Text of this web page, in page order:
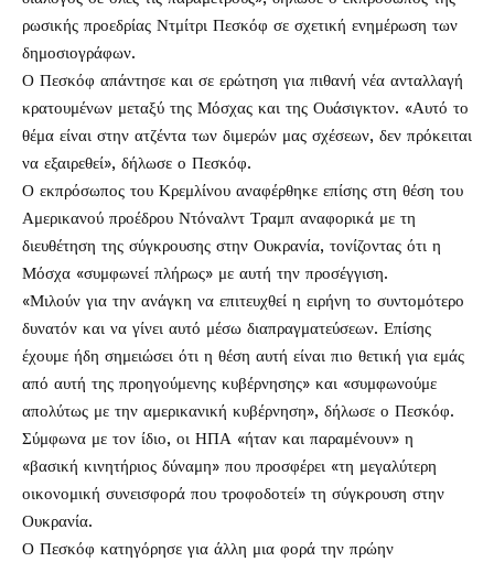
ρωσικής προεδρίας Ντμίτρι Πεσκόφ σε σχετική ενημέρωση των
δημοσιογράφων.
Ο Πεσκόφ απάντησε και σε ερώτηση για πιθανή νέα ανταλλαγή
κρατουμένων μεταξύ της Μόσχας και της Ουάσιγκτον. «Αυτό το
θέμα είναι στην ατζέντα των διμερών μας σχέσεων, δεν πρόκειται
να εξαιρεθεί», δήλωσε ο Πεσκόφ.
Ο εκπρόσωπος του Κρεμλίνου αναφέρθηκε επίσης στη θέση του
Αμερικανού προέδρου Ντόναλντ Τραμπ αναφορικά με τη
διευθέτηση της σύγκρουσης στην Ουκρανία, τονίζοντας ότι η
Μόσχα «συμφωνεί πλήρως» με αυτή την προσέγγιση.
«Μιλούν για την ανάγκη να επιτευχθεί η ειρήνη το συντομότερο
δυνατόν και να γίνει αυτό μέσω διαπραγματεύσεων. Επίσης
έχουμε ήδη σημειώσει ότι η θέση αυτή είναι πιο θετική για εμάς
από αυτή της προηγούμενης κυβέρνησης» και «συμφωνούμε
απολύτως με την αμερικανική κυβέρνηση», δήλωσε ο Πεσκόφ.
Σύμφωνα με τον ίδιο, οι ΗΠΑ «ήταν και παραμένουν» η
«βασική κινητήριος δύναμη» που προσφέρει «τη μεγαλύτερη
οικονομική συνεισφορά που τροφοδοτεί» τη σύγκρουση στην
Ουκρανία.
Ο Πεσκόφ κατηγόρησε για άλλη μια φορά την πρώην